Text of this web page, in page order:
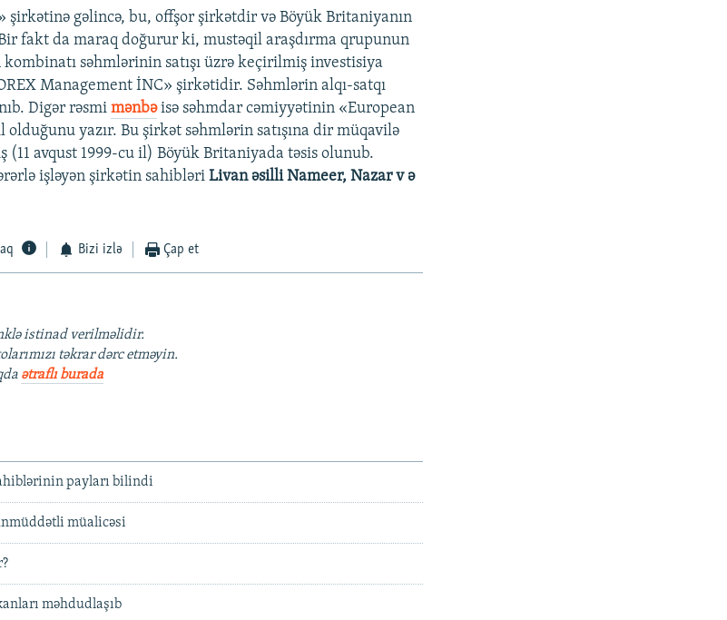
şirkətinə gəlincə, bu, offşor şirkətdir və Böyük Britaniyanın
fakt da maraq doğurur ki, mustəqil araşdırma qrupunun
kombinatı səhmlərinin satışı üzrə keçirilmiş investisiya
Management İNC» şirkətidir. Səhmlərin alqı-satqı
Digər rəsmimənbəisə səhmdar cəmiyyətinin «European
yazır. Bu şirkət səhmlərin satışına dir müqavilə
(11 avqust 1999-cu il) Böyük Britaniyada təsis olunub.
işləyən şirkətin sahibləriLivan əsilli Nameer, Nazar v ə
Bizi izlə Çap et
istinad verilməlidir.
təkrar dərc etməyin.
ətraflı burada
payları bilindi
müalicəsi
məhdudlaşıb